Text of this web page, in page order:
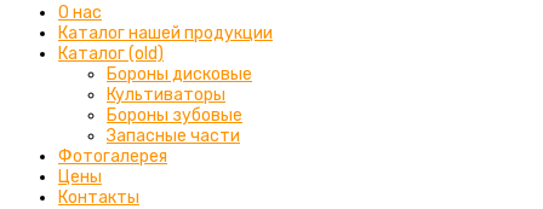
О нас
Каталог нашей продукции
Каталог (old)
Бороны дисковые
Культиваторы
Бороны зубовые
Запасные части
Фотогалерея
Цены
Контакты